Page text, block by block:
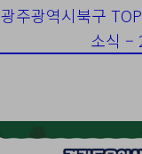
광주광역시북구
소식 –